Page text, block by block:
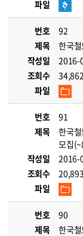
파일
번호
92
제목
한국
작성일
2016-
조회수
34,862
파일
번호
91
제목
한국
모집
작성일
2016-
조회수
20,893
파일
번호
90
제목
한국